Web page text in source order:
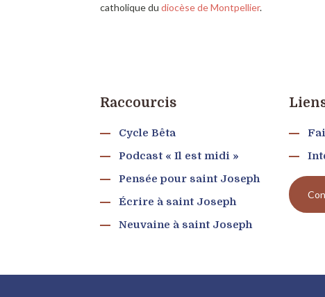
catholique du diocèse de Montpellier.
Raccourcis
Cycle Bêta
Podcast « Il est midi »
Pensée pour saint Joseph
Écrire à saint Joseph
Neuvaine à saint Joseph